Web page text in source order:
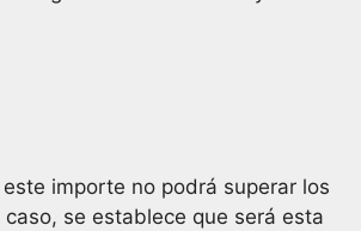
importe no podrá superar los
se establece que será esta